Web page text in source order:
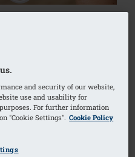
and security of our website,
use and usability for
For further information
"Cookie Settings". Cookie Policy